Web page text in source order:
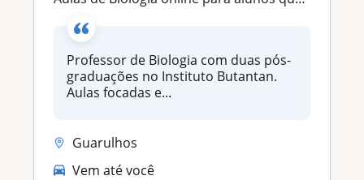
Professor de Biologia com duas pós-
graduações no Instituto Butantan.
Aulas focadas e...
Guarulhos
Vem até você